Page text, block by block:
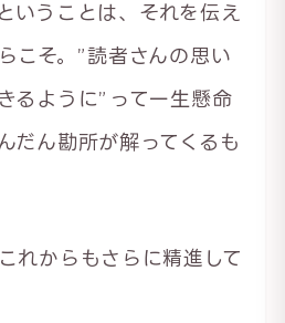
いうことは、それを伝え
こそ。”読者さんの思い
るように”って一生懸命
だん勘所が解ってくるも
れからもさらに精進して